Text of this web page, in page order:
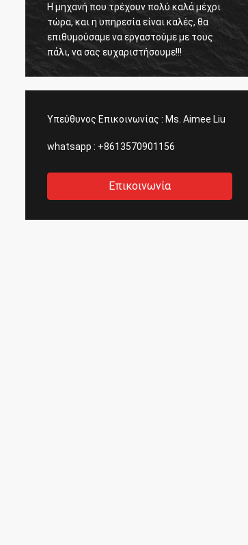
τρέχουν πολύ καλά μέχρι
είναι καλές, θα
να εργαστούμε με τους
Μέσα σε
μηχανή 3 από
εμπιστοσύνη
εργαστούμε με
μακροχρόνιους
Υπεύθυνος Επικοινωνίας : Ms. Aimee Liu
whatsapp : +8613570901156
Επικοινωνία